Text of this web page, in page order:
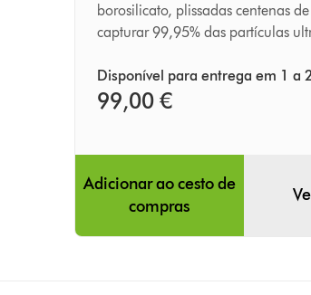
borosilicato, plissadas centenas
capturar 99,95% das partículas
Disponível para entrega em 1 a
99,00 €
Adicionar ao cesto de
compras